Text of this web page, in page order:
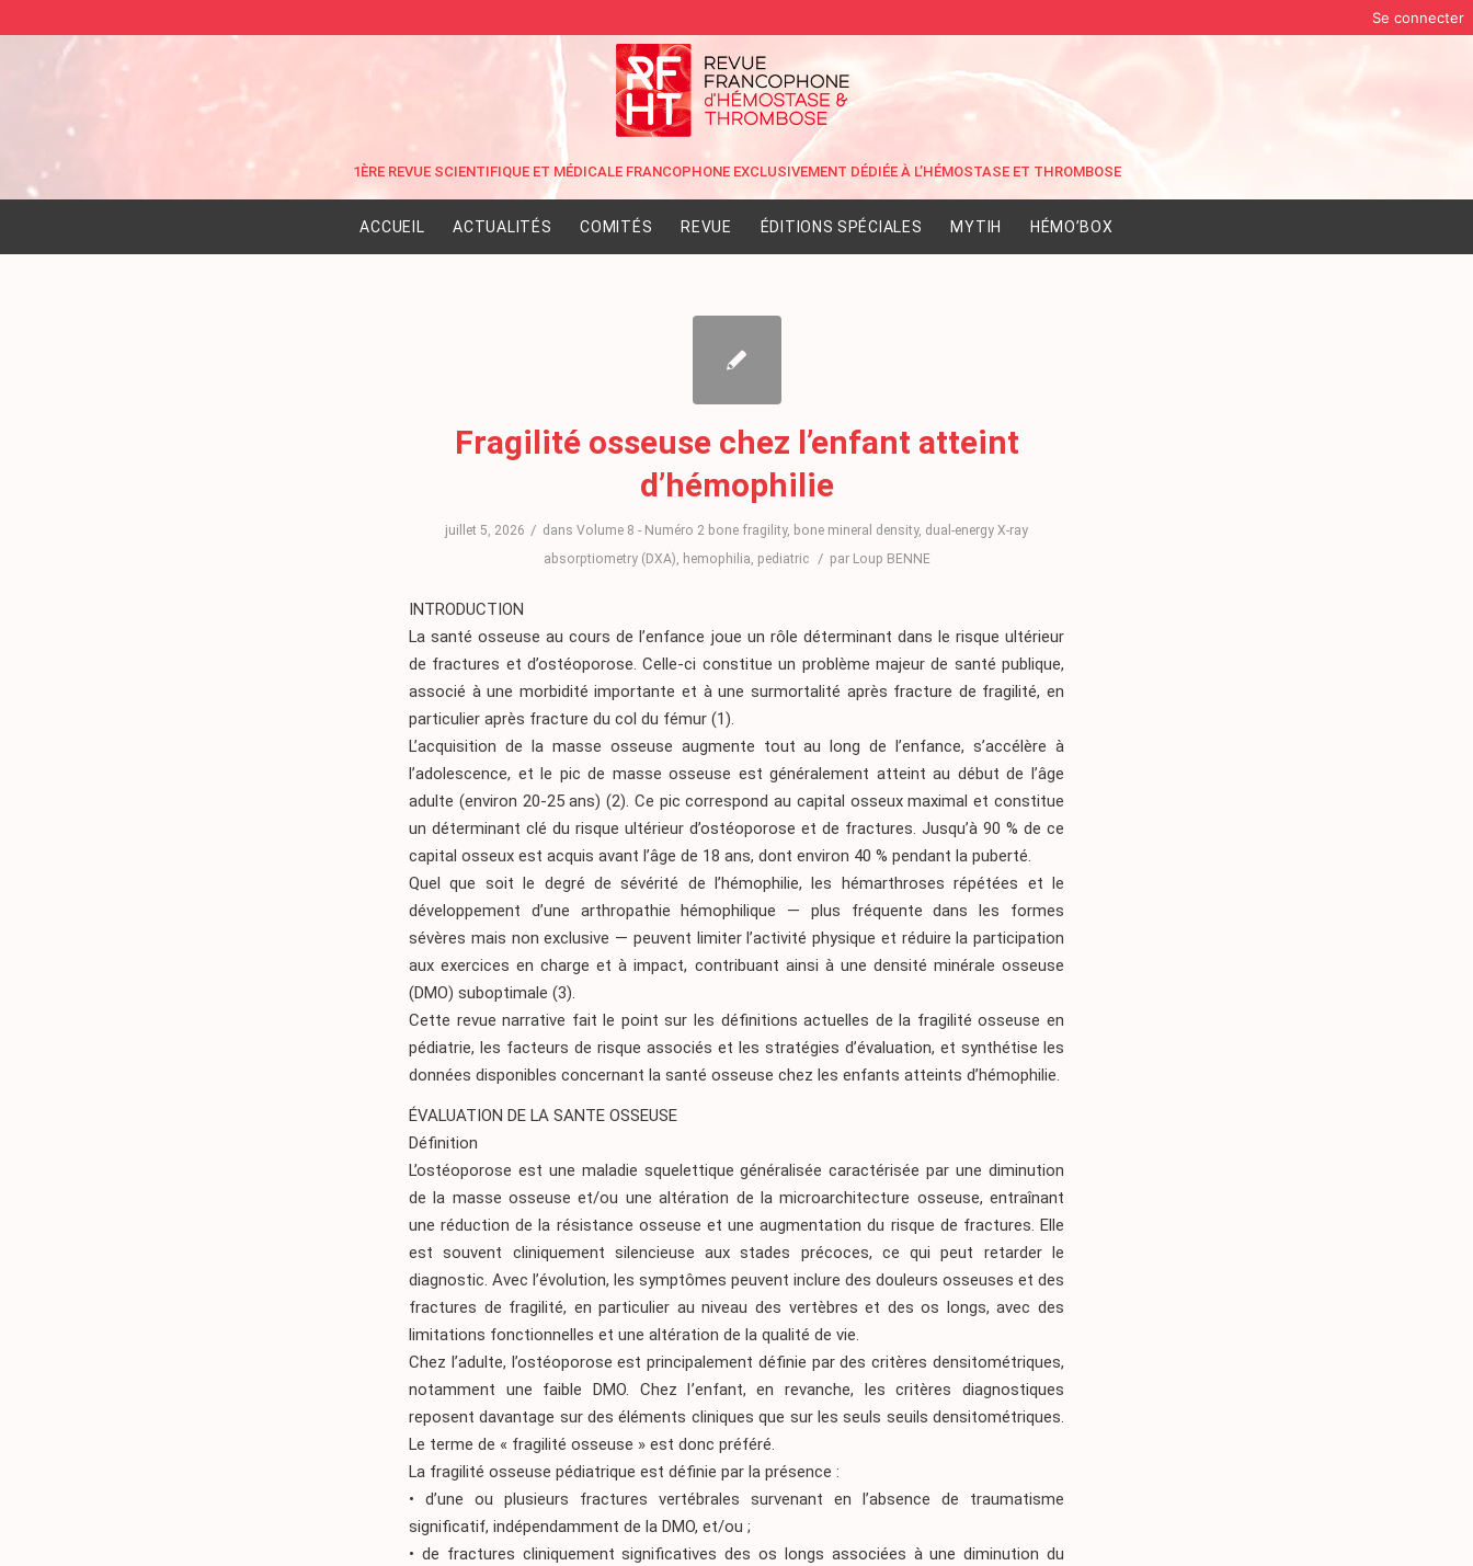
Se connecter
ACCUEIL ACTUALITÉS COMITÉS REVUE ÉDITIONS SPÉCIALES MYTIH HÉMO’BOX
Fragilité osseuse chez l’enfant atteint
d’hémophilie
juillet 5, 2026 / dans Volume 8 - Numéro 2 bone fragility, bone mineral density, dual-energy X-ray
absorptiometry (DXA), hemophilia, pediatric / par Loup BENNE
INTRODUCTION
La santé osseuse au cours de l’enfance joue un rôle déterminant dans le risque ultérieur
de fractures et d’ostéoporose. Celle-ci constitue un problème majeur de santé publique,
associé à une morbidité importante et à une surmortalité après fracture de fragilité, en
particulier après fracture du col du fémur (1).
L’acquisition de la masse osseuse augmente tout au long de l’enfance, s’accélère à
l’adolescence, et le pic de masse osseuse est généralement atteint au début de l’âge
adulte (environ 20-25 ans)(2). Ce pic correspond au capital osseux maximal et constitue
un déterminant clé du risque ultérieur d’ostéoporose et de fractures. Jusqu’à 90 % de ce
capital osseux est acquis avant l’âge de 18 ans, dont environ 40 % pendant la puberté.
Quel que soit le degré de sévérité de l’hémophilie, les hémarthroses répétées et le
développement d’une arthropathie hémophilique — plus fréquente dans les formes
sévères mais non exclusive — peuvent limiter l’activité physique et réduire la participation
aux exercices en charge et à impact, contribuant ainsi à une densité minérale osseuse
(DMO) suboptimale (3).
Cette revue narrative fait le point sur les définitions actuelles de la fragilité osseuse en
pédiatrie, les facteurs de risque associés et les stratégies d’évaluation, et synthétise les
données disponibles concernant la santé osseuse chez les enfants atteints d’hémophilie.
ÉVALUATION DE LA SANTE OSSEUSE
Définition
L’ostéoporose est une maladie squelettique généralisée caractérisée par une diminution
de la masse osseuse et/ou une altération de la microarchitecture osseuse, entraînant
une réduction de la résistance osseuse et une augmentation du risque de fractures. Elle
est souvent cliniquement silencieuse aux stades précoces, ce qui peut retarder le
diagnostic. Avec l’évolution, les symptômes peuvent inclure des douleurs osseuses et des
fractures de fragilité, en particulier au niveau des vertèbres et des os longs, avec des
limitations fonctionnelles et une altération de la qualité de vie.
Chez l’adulte, l’ostéoporose est principalement définie par des critères densitométriques,
notamment une faible DMO. Chez l’enfant, en revanche, les critères diagnostiques
reposent davantage sur des éléments cliniques que sur les seuls seuils densitométriques.
Le terme de « fragilité osseuse » est donc préféré.
La fragilité osseuse pédiatrique est définie par la présence :
• d’une ou plusieurs fractures vertébrales survenant en l’absence de traumatisme
significatif, indépendamment de la DMO, et/ou ;
• de fractures cliniquement significatives des os longs associées à une diminution du